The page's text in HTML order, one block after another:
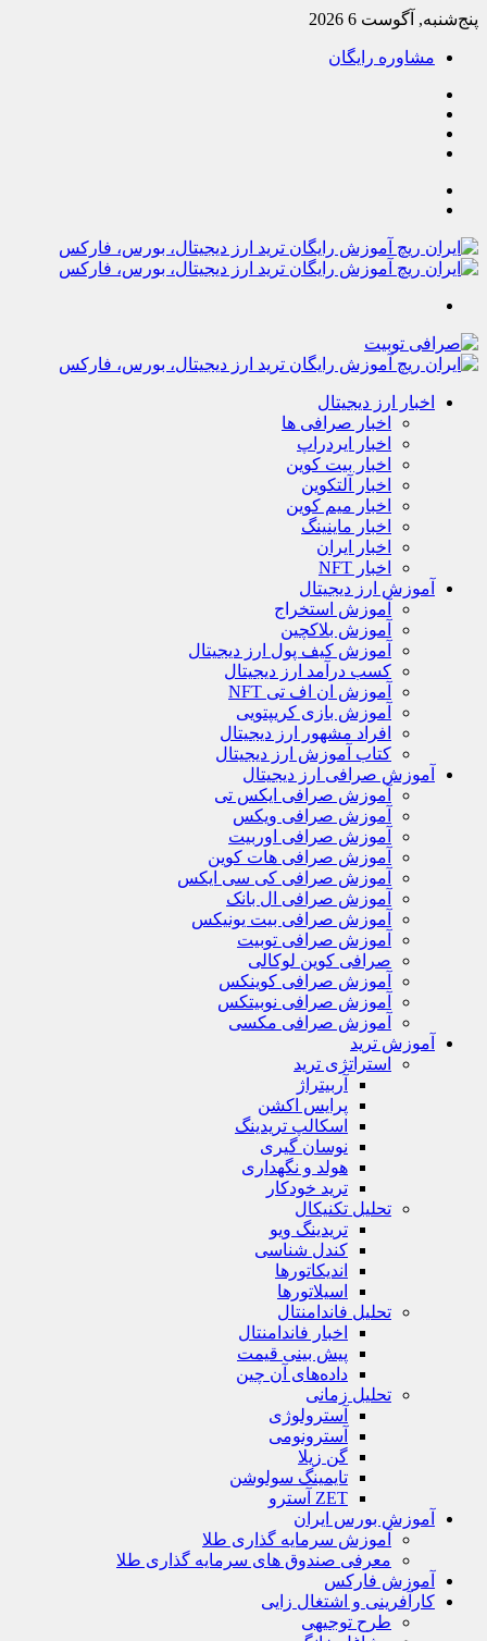
پنج‌شنبه, آگوست 6 2026
مشاوره رایگان
اخبار ارز دیجیتال
اخبار صرافی ها
اخبار ایردراپ
اخبار بیت کوین
اخبار آلتکوین
اخبار میم کوین
اخبار ماینینگ
اخبار ایران
اخبار NFT
آموزش ارز دیجیتال
آموزش استخراج
آموزش بلاکچین
آموزش کیف پول ارز دیجیتال
کسب درآمد ارز دیجیتال
آموزش ان اف تی NFT
آموزش بازی کریپتویی
افراد مشهور ارز دیجیتال
کتاب آموزش ارز دیجیتال
آموزش صرافی ارز دیجیتال
آموزش صرافی ایکس تی
آموزش صرافی ویکس
آموزش صرافی اوربیت
آموزش صرافی هات کوین
آموزش صرافی کی سی ایکس
آموزش صرافی ال بانک
آموزش صرافی بیت یونیکس
آموزش صرافی توبیت
صرافی کوین لوکالی
آموزش صرافی کوینکس
آموزش صرافی نوبیتکس
آموزش صرافی مکسی
آموزش ترید
استراتژی‌ ترید
آربیتراژ
پرایس اکشن
اسکالپ تریدینگ
نوسان گیری
هولد و نگهداری
ترید خودکار
تحلیل تکنیکال
تریدینگ ویو
کندل شناسی
اندیکاتورها
اسیلاتورها
تحلیل فاندامنتال
اخبار فاندامنتال
پیش بینی قیمت
داده‌های آن چین
تحلیل زمانی
آسترولوژی
آسترونومی
گن زیلا
تايمينگ سولوشن
ZET آسترو
آموزش بورس ایران
آموزش سرمایه گذاری طلا
معرفی صندوق های سرمایه گذاری طلا
آموزش فارکس
کارآفرینی و اشتغال زایی
طرح توجیهی